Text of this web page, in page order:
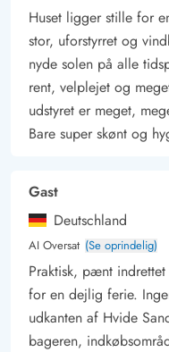
Huset ligger stille for
stor, uforstyrret og
nyde solen på alle
rent, velplejet og
udstyret er meget,
Bare super skønt og
Gast
Deutschland
AI Oversat (Se oprindelig)
Praktisk, pænt
for en dejlig ferie.
udkanten af Hvide
bageren,